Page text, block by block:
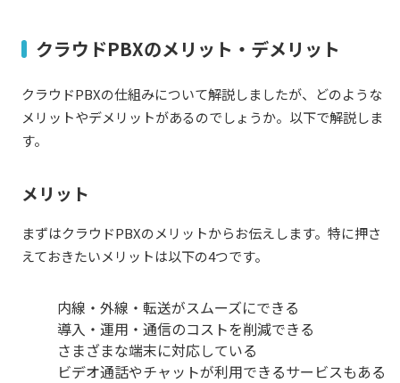
クラウドPBXのメリット・デメリット
クラウドPBXの仕組みについて解説しましたが、どのような
メリットやデメリットがあるのでしょうか。以下で解説しま
す。
メリット
まずはクラウドPBXのメリットからお伝えします。特に押さ
えておきたいメリットは以下の4つです。
内線・外線・転送がスムーズにできる
導入・運用・通信のコストを削減できる
さまざまな端末に対応している
ビデオ通話やチャットが利用できるサービスもある